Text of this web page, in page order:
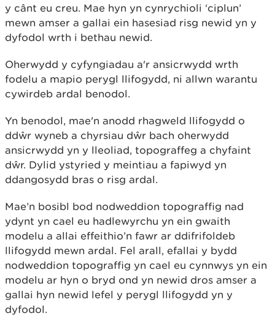
y cânt eu creu. Mae hyn yn cynrychioli ‘ciplun’
mewn amser a gallai ein hasesiad risg newid yn y
dyfodol wrth i bethau newid.
Oherwydd y cyfyngiadau a'r ansicrwydd wrth
fodelu a mapio perygl llifogydd, ni allwn warantu
cywirdeb ardal benodol.
Yn benodol, mae'n anodd rhagweld llifogydd o
ddŵr wyneb a chyrsiau dŵr bach oherwydd
ansicrwydd yn y lleoliad, topograffeg a chyfaint
dŵr. Dylid ystyried y meintiau a fapiwyd yn
ddangosydd bras o risg ardal.
Mae’n bosibl bod nodweddion topograffig nad
ydynt yn cael eu hadlewyrchu yn ein gwaith
modelu a allai effeithio’n fawr ar ddifrifoldeb
llifogydd mewn ardal. Fel arall, efallai y bydd
nodweddion topograffig yn cael eu cynnwys yn ein
modelu ar hyn o bryd ond yn newid dros amser a
gallai hyn newid lefel y perygl llifogydd yn y
dyfodol.